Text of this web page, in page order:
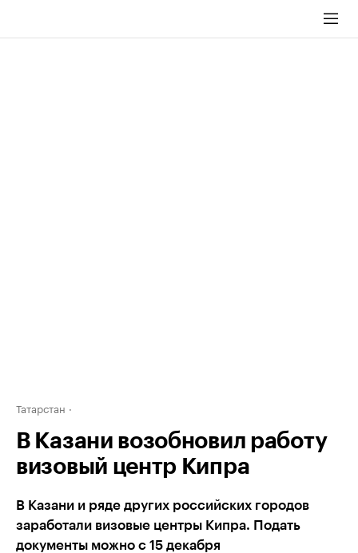
Татарстан
В Казани возобновил работу
визовый центр Кипра
В Казани и ряде других российских городов
заработали визовые центры Кипра. Подать
документы можно с 15 декабря